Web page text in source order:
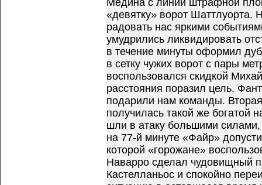
Медина с линии штрафной
«девятку» ворот Шаттлуорта.
радовать нас яркими
умудрились ликвидировать
в течение минуты оформил
в сетку чужих ворот с пары
воспользовался скидкой
расстояния поразил цель.
подарили нам команды.
получилась такой же богатой
шли в атаку большими
на 77-й минуте «Файр»
которой «горожане»
Наварро сделал чудовищный
Кастелланьос и спокойно